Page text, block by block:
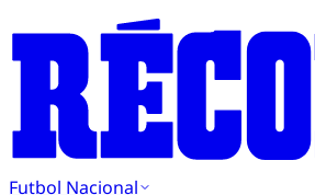
Futbol Nacional